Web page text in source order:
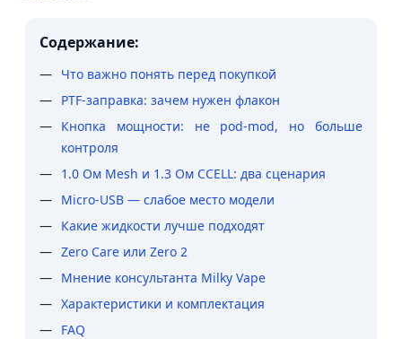
Содержание:
Что важно понять перед покупкой
PTF-заправка: зачем нужен флакон
Кнопка мощности: не pod-mod, но больше
контроля
1.0 Ом Mesh и 1.3 Ом CCELL: два сценария
Micro-USB — слабое место модели
Какие жидкости лучше подходят
Zero Care или Zero 2
Мнение консультанта Milky Vape
Характеристики и комплектация
FAQ